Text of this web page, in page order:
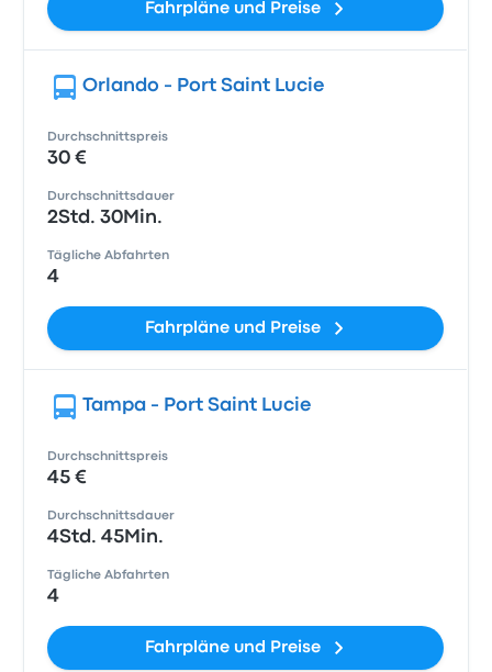
Fahrpläne und Preise
Orlando - Port Saint Lucie
Durchschnittspreis
30 €
Durchschnittsdauer
2Std. 30Min.
Tägliche Abfahrten
4
Fahrpläne und Preise
Tampa - Port Saint Lucie
Durchschnittspreis
45 €
Durchschnittsdauer
4Std. 45Min.
Tägliche Abfahrten
4
Fahrpläne und Preise